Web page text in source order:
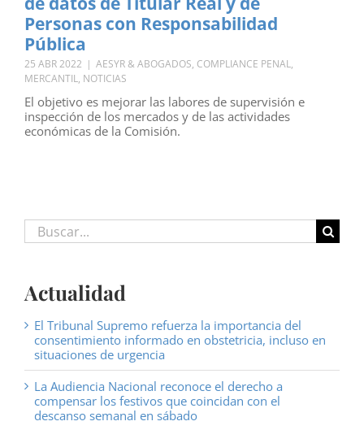
Personas con Responsabilidad
Pública
25 ABR 2022 | AESYR & ABOGADOS, COMPLIANCE PENAL,
MERCANTIL, NOTICIAS
El objetivo es mejorar las labores de supervisión e
inspección de los mercados y de las actividades
económicas de la Comisión.
Buscar:
Actualidad
El Tribunal Supremo refuerza la importancia del
consentimiento informado en obstetricia, incluso en
situaciones de urgencia
La Audiencia Nacional reconoce el derecho a
compensar los festivos que coincidan con el
descanso semanal en sábado